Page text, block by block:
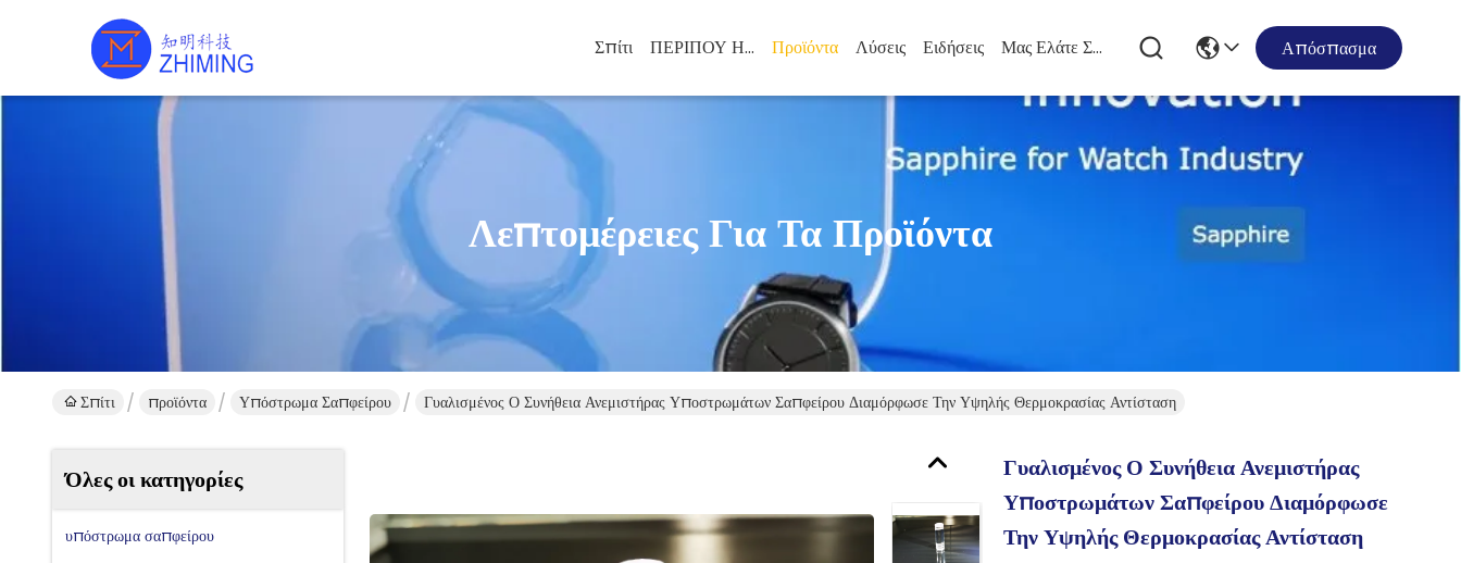
Σπίτι ΠΕΡΙΠΟΥ ΗΠΑ Προϊόντα Λύσεις Ειδήσεις Μας Ελάτε Σε Επαφή Με Απόσπασμα
Λεπτομέρειες Για Τα Προϊόντα
Σπίτι προϊόντα Υπόστρωμα Σαπφείρου Γυαλισμένος Ο Συνήθεια Ανεμιστήρας Υποστρωμάτων Σαπφείρου Διαμόρφωσε Την Υψηλής Θερμοκρασίας Αντίσταση
Όλες οι κατηγορίες
υπόστρωμα σαπφείρου
Γυαλισμένος Ο Συνήθεια Ανεμιστήρας
Υποστρωμάτων Σαπφείρου Διαμόρφωσε
Την Υψηλής Θερμοκρασίας Αντίσταση